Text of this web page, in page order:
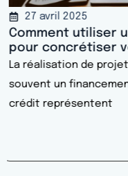
24 avril 2025
Débloquez votre
auto du Crédit
vos mensualités ?
L’achat d’un
financement adapté.
solutions de